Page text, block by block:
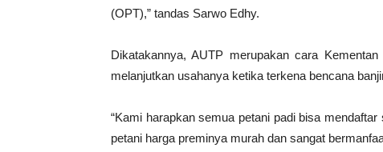
(OPT),” tandas Sarwo Edhy.
Dikatakannya, AUTP merupakan cara
melanjutkan usahanya ketika terkena bencana
“Kami harapkan semua petani padi bisa
petani harga preminya murah dan sangat